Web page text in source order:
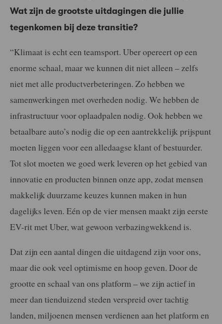
Wat zijn de grootste uitdagingen die jullie
tegenkomen bij deze transitie?
“Klimaat is echt een teamsport. Uber opereert op een
enorme schaal, maar we kunnen dit niet alleen – zelfs
niet met alle productverbeteringen. Zo hebben we
samenwerkingen met overheden nodig. We hebben de
infrastructuur voor oplaadpalen nodig. Ook hebben we
betaalbare auto’s nodig die op een aantrekkelijk prijspunt
moeten liggen voor een alledaagse klant of bestuurder.
Tot slot moeten we goed werk leveren op het gebied van
innovatie en producten binnen onze app, zodat mensen
makkelijk duurzame keuzes kunnen maken in hun
dagelijks leven. Eén op de vier mensen maakt zijn eerste
EV-rit met Uber, wat gewoon verbazingwekkend is.
Dat zijn een aantal dingen die uitdagend zijn voor ons,
maar die ook veel optimisme en hoop geven. Door de
grootte en schaal van ons platform – we zijn actief in
meer dan tienduizend steden verspreid over tachtig
landen, miljoenen mensen verdienen aan het platform en